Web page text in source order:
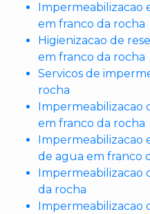
Impermeabilizacao
em franco da rocha
Higienizacao de
em franco da rocha
Servicos de
rocha
Impermeabilizacao
em franco da rocha
Impermeabilizacao
de agua em franco
Impermeabilizacao
da rocha
Impermeabilizacao